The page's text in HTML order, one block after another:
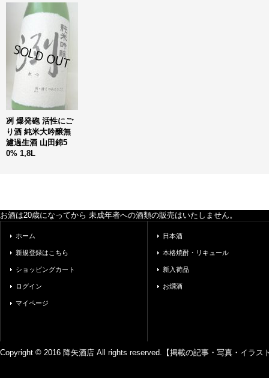
冽 爆発砲 活性にご
り酒 純米大吟醸無
濾過生酒 山田錦5
0% 1,8L
お酒は20歳になってから 未成年者への酒類の販売はいたしません。
ホーム
新規登録はこちら
ショッピングカート
ログイン
マイページ
日本酒
本格焼酎・リキュール
新入荷品
お燗酒
Copyright © 2016 降矢酒店 All rights reserved.【掲載の記事・写真・イラス